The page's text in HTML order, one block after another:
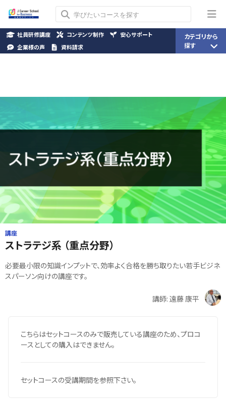
講座
ストラテジ系 （重点分野）
必要最小限の知識インプットで、効率よく合格を勝ち取りたい若手ビジネ
スパーソン向けの講座です。
講師: 遠藤 康平
こちらはセットコースのみで販売している講座のため、プロコ
ースとしての購入はできません。
セットコースの受講期間を参照下さい。
社員研修講座 コンテンツ制作
安心サポート
企業様の声
資料請求
カテゴリから
探す